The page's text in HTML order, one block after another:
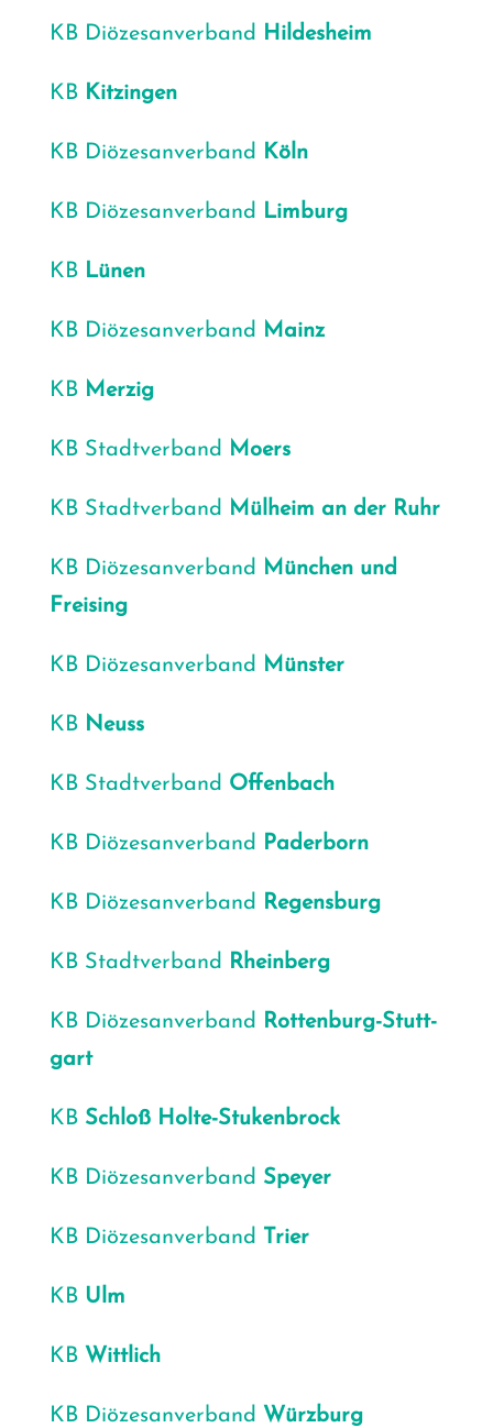
KB Diö­ze­san­ver­band Hil­des­heim
KB Kit­zin­gen
KB Diö­ze­san­ver­band Köln
KB Diö­ze­san­ver­band Lim­burg
KB Lünen
KB Diö­ze­san­ver­band Mainz
KB Mer­zig
KB Stadt­ver­band Moers
KB Stadt­ver­band Mül­heim an der Ruhr
KB Diö­ze­san­ver­band Mün­chenund
Frei­sing
KB Diö­ze­san­ver­band Müns­ter
KB Neuss
KB Stadt­ver­band Offen­bach
KB Diö­ze­san­ver­band Pader­born
KB Diö­ze­san­ver­band Regens­burg
KB Stadt­ver­band Rhein­berg
KB Diö­ze­san­ver­band Rot­ten­burg-Stutt­
gart
KB Schloß Hol­te-Stu­ken­b­rock
KB Diö­ze­san­ver­band Spey­er
KB Diö­ze­san­ver­band Trier
KB Ulm
KB Witt­lich
KB Diö­ze­san­ver­band Würz­burg